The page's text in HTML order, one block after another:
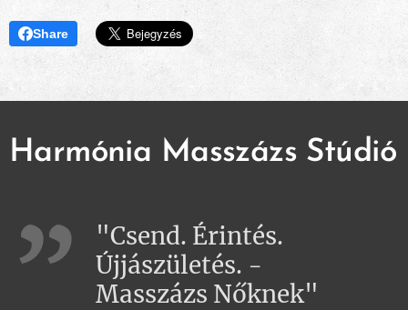
Share
Harmónia Masszázs Stúdió
"Csend. Érintés.
Újjászületés. -
Masszázs Nőknek"